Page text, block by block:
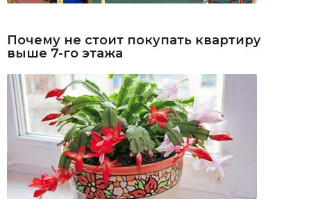
Почему не стоит покупать квартиру
выше 7-го этажа